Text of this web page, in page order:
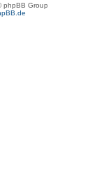
phpBB Group